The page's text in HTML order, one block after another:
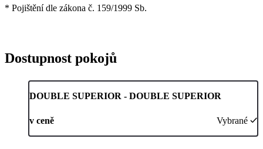
* Pojištění dle zákona č. 159/1999 Sb.
Dostupnost pokojů
DOUBLE SUPERIOR - DOUBLE SUPERIOR
v ceně Vybrané